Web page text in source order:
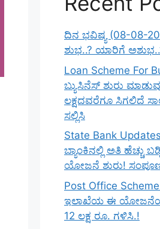
ದಿನ ಭವಿಷ್ಯ (08-08-
ಶುಭ..? ಯಾರಿಗೆ
Loan Scheme For
ಬ್ಯುಸಿನೆಸ್ ಶುರು
ಲಕ್ಷದವರೆಗೂ ಸಿಗಲಿದೆ
ಸಲ್ಲಿಸಿ
State Bank
ಬ್ಯಾಂಕಿನಲ್ಲಿ ಅತಿ ಹೆಚ್ಚು
ಯೋಜನೆ ಶುರು!
Post Office
ಇಲಾಖೆಯ ಈ
12 ಲಕ್ಷ ರೂ. ಗಳಿಸಿ.!